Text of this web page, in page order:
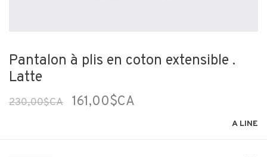
Pantalon à plis en coton extensible .
Latte
230,00$CA 161,00$CA
A LINE